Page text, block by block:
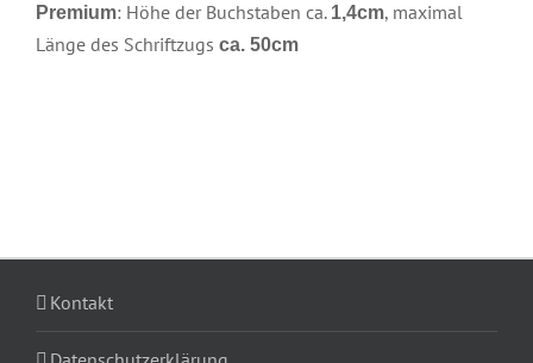
Premium: Höhe der Buchstaben ca. 1,4cm, maximal
Länge des Schriftzugs ca. 50cm
Kontakt